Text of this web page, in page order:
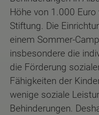
Höhe von 1.000
Stiftung. Die
einem Sommer-
insbesondere die
die Förderung
Fähigkeiten der
wenige soziale
Behinderungen.